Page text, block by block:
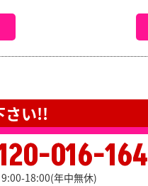
さい!!
016-164
18:00(年中無休)